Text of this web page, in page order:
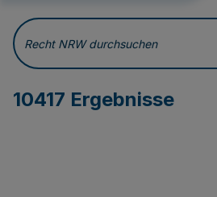
Suchergebnisse
Recht NRW durchsuchen
10417 Ergebnisse